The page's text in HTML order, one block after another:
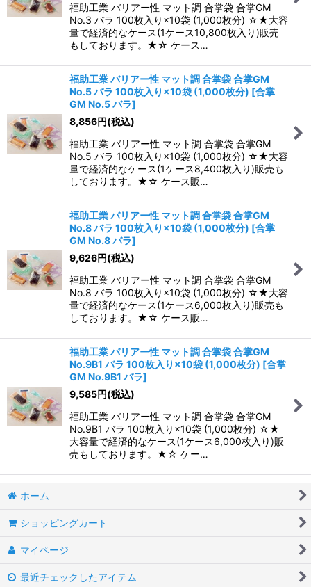
福助工業 バリアー性 マット調 合掌袋 合掌GM
No.3 バラ 100枚入り×10袋 (1,000枚分) ☆★大容
量で経済的なケース(1ケース10,800枚入り)販売
もしております。★☆ ケース…
福助工業 バリアー性 マット調 合掌袋 合掌GM
No.5 バラ 100枚入り×10袋 (1,000枚分) [合掌
GM No.5 バラ]
8,856円(税込)
福助工業 バリアー性 マット調 合掌袋 合掌GM
No.5 バラ 100枚入り×10袋 (1,000枚分) ☆★大容
量で経済的なケース(1ケース8,400枚入り)販売も
しております。★☆ ケース販…
福助工業 バリアー性 マット調 合掌袋 合掌GM
No.8 バラ 100枚入り×10袋 (1,000枚分) [合掌
GM No.8 バラ]
9,626円(税込)
福助工業 バリアー性 マット調 合掌袋 合掌GM
No.8 バラ 100枚入り×10袋 (1,000枚分) ☆★大容
量で経済的なケース(1ケース6,000枚入り)販売も
しております。★☆ ケース販…
福助工業 バリアー性 マット調 合掌袋 合掌GM
No.9B1 バラ 100枚入り×10袋 (1,000枚分) [合掌
GM No.9B1 バラ]
9,585円(税込)
福助工業 バリアー性 マット調 合掌袋 合掌GM
No.9B1 バラ 100枚入り×10袋 (1,000枚分) ☆★
大容量で経済的なケース(1ケース6,000枚入り)販
売もしております。★☆ ケー…
ホーム
ショッピングカート
マイページ
最近チェックしたアイテム